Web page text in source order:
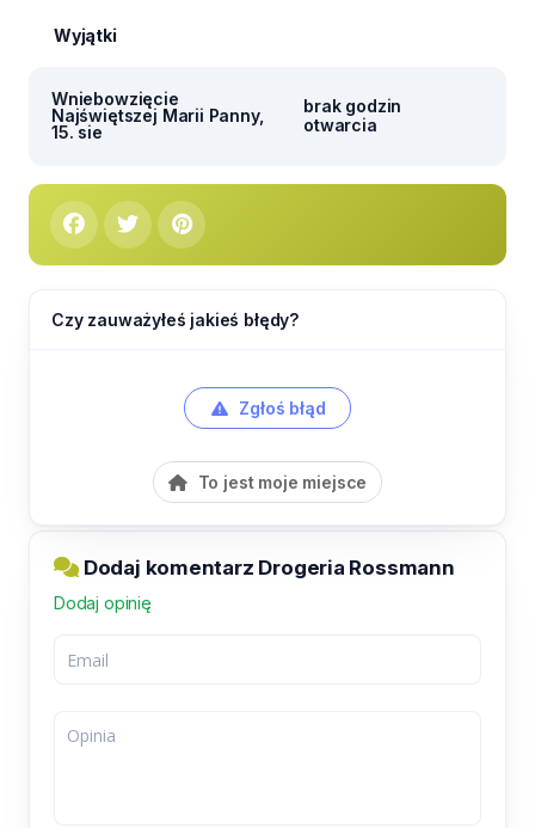
Wyjątki
Wniebowzięcie
Najświętszej Marii Panny,
15. sie
brak godzin
otwarcia
Czy zauważyłeś jakieś błędy?
Zgłoś błąd
To jest moje miejsce
Dodaj komentarz Drogeria Rossmann
Dodaj opinię